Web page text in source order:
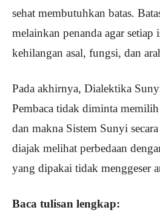
sehat membutuhkan batas.
melainkan penanda agar setiap
kehilangan asal, fungsi, dan
Pada akhirnya, Dialektika
Pembaca tidak diminta
dan makna Sistem Sunyi
diajak melihat perbedaan
yang dipakai tidak menggeser
Baca tulisan lengkap: